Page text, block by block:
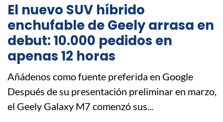
El nuevo SUV híbrido
enchufable de Geely arrasa en
debut: 10.000 pedidos en
apenas 12 horas
Añádenos como fuente preferida en Google
Después de su presentación preliminar en marzo,
el Geely Galaxy M7 comenzó sus...